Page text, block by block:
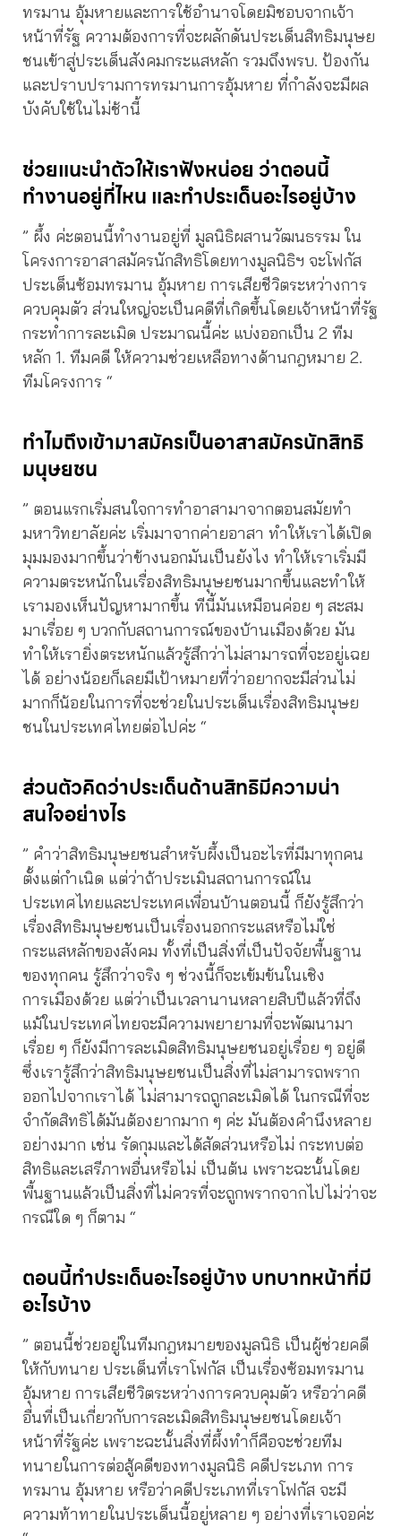
ทรมาน อุ้มหายและการใช้อำนาจโดยมิชอบจากเจ้า
หน้าที่รัฐ ความต้องการที่จะผลักดันประเด็นสิทธิมนุษย
ชนเข้าสู่ประเด็นสังคมกระแสหลัก รวมถึงพรบ. ป้องกัน
และปราบปรามการทรมานการอุ้มหาย ที่กำลังจะมีผล
บังคับใช้ในไม่ช้านี้
ช่วยแนะนำตัวให้เราฟังหน่อย ว่าตอนนี้
ทำงานอยู่ที่ไหน และทำประเด็นอะไรอยู่บ้าง
” ผึ้ง ค่ะตอนนี้ทำงานอยู่ที่ มูลนิธิผสานวัฒนธรรม ใน
โครงการอาสาสมัครนักสิทธิโดยทางมูลนิธิฯ จะโฟกัส
ประเด็นซ้อมทรมาน อุ้มหาย การเสียชีวิตระหว่างการ
ควบคุมตัว ส่วนใหญ่จะเป็นคดีที่เกิดขึ้นโดยเจ้าหน้าที่รัฐ
กระทำการละเมิด ประมาณนี้ค่ะ แบ่งออกเป็น 2 ทีม
หลัก 1. ทีมคดี ให้ความช่วยเหลือทางด้านกฎหมาย 2.
ทีมโครงการ “
ทำไมถึงเข้ามาสมัครเป็นอาสาสมัครนักสิทธิ
มนุษยชน
” ตอนแรกเริ่มสนใจการทำอาสามาจากตอนสมัยทำ
มหาวิทยาลัยค่ะ เริ่มมาจากค่ายอาสา ทำให้เราได้เปิด
มุมมองมากขึ้นว่าข้างนอกมันเป็นยังไง ทำให้เราเริ่มมี
ความตระหนักในเรื่องสิทธิมนุษยชนมากขึ้นและทำให้
เรามองเห็นปัญหามากขึ้น ทีนี้มันเหมือนค่อย ๆ สะสม
มาเรื่อย ๆ บวกกับสถานการณ์ของบ้านเมืองด้วย มัน
ทำให้เรายิ่งตระหนักแล้วรู้สึกว่าไม่สามารถที่จะอยู่เฉย
ได้ อย่างน้อยก็เลยมีเป้าหมายที่ว่าอยากจะมีส่วนไม่
มากก็น้อยในการที่จะช่วยในประเด็นเรื่องสิทธิมนุษย
ชนในประเทศไทยต่อไปค่ะ “
ส่วนตัวคิดว่าประเด็นด้านสิทธิมีความน่า
สนใจอย่างไร
” คำว่าสิทธิมนุษยชนสำหรับผึ้งเป็นอะไรที่มีมาทุกคน
ตั้งแต่กำเนิด แต่ว่าถ้าประเมินสถานการณ์ใน
ประเทศไทยและประเทศเพื่อนบ้านตอนนี้ ก็ยังรู้สึกว่า
เรื่องสิทธิมนุษยชนเป็นเรื่องนอกกระแสหรือไม่ใช่
กระแสหลักของสังคม ทั้งที่เป็นสิ่งที่เป็นปัจจัยพื้นฐาน
ของทุกคน รู้สึกว่าจริง ๆ ช่วงนี้ก็จะเข้มข้นในเชิง
การเมืองด้วย แต่ว่าเป็นเวลานานหลายสิบปีแล้วที่ถึง
แม้ในประเทศไทยจะมีความพยายามที่จะพัฒนามา
เรื่อย ๆ ก็ยังมีการละเมิดสิทธิมนุษยชนอยู่เรื่อย ๆ อยู่ดี
ซึ่งเรารู้สึกว่าสิทธิมนุษยชนเป็นสิ่งที่ไม่สามารถพราก
ออกไปจากเราได้ ไม่สามารถถูกละเมิดได้ ในกรณีที่จะ
จำกัดสิทธิได้มันต้องยากมาก ๆ ค่ะ มันต้องคำนึงหลาย
อย่างมาก เช่น รัดกุมและได้สัดส่วนหรือไม่ กระทบต่อ
สิทธิและเสรีภาพอื่นหรือไม่ เป็นต้น เพราะฉะนั้นโดย
พื้นฐานแล้วเป็นสิ่งที่ไม่ควรที่จะถูกพรากจากไปไม่ว่าจะ
กรณีใด ๆ ก็ตาม “
ตอนนี้ทําประเด็นอะไรอยู่บ้าง บทบาทหน้าที่มี
อะไรบ้าง
” ตอนนี้ช่วยอยู่ในทีมกฎหมายของมูลนิธิ เป็นผู้ช่วยคดี
ให้กับทนาย ประเด็นที่เราโฟกัส เป็นเรื่องซ้อมทรมาน
อุ้มหาย การเสียชีวิตระหว่างการควบคุมตัว หรือว่าคดี
อื่นที่เป็นเกี่ยวกับการละเมิดสิทธิมนุษยชนโดยเจ้า
หน้าที่รัฐค่ะ เพราะฉะนั้นสิ่งที่ผึ้งทำก็คือจะช่วยทีม
ทนายในการต่อสู้คดีของทางมูลนิธิ คดีประเภท การ
ทรมาน อุ้มหาย หรือว่าคดีประเภทที่เราโฟกัส จะมี
ความท้าทายในประเด็นนี้อยู่หลาย ๆ อย่างที่เราเจอค่ะ